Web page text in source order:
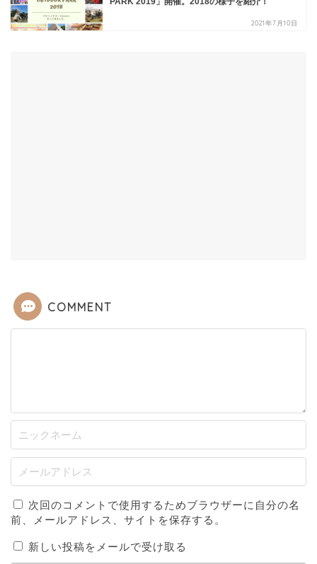
2021年7月10日
COMMENT
次回のコメントで使用するためブラウザーに自分の名
前、メールアドレス、サイトを保存する。
新しい投稿をメールで受け取る